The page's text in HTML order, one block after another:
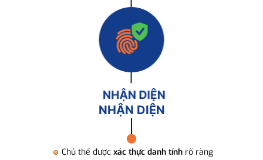
NHẬN DIỆN
Chủ thể được xác thực danh tính rõ ràng